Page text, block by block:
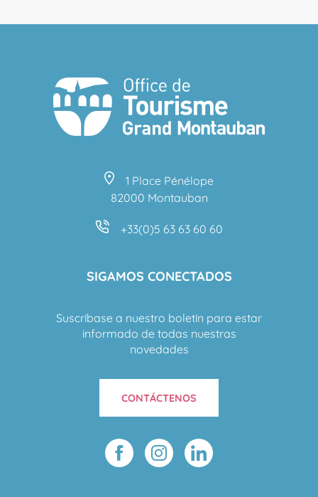
1 Place Pénélope
82000 Montauban
+33(0)5 63 63 60 60
SIGAMOS CONECTADOS
Suscríbase a nuestro boletín para estar
informado de todas nuestras
novedades
CONTÁCTENOS